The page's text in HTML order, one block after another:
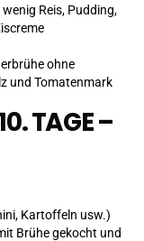
Reis, Pudding,
ohne
und Tomatenmark
TAGE –
Kartoffeln usw.)
Brühe gekocht und